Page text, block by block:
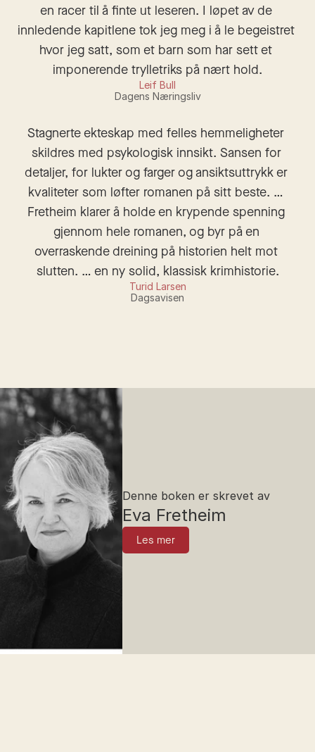
en racer til å finte ut leseren. I løpet av de
innledende kapitlene tok jeg meg i å le begeistret
hvor jeg satt, som et barn som har sett et
imponerende trylletriks på nært hold.
Leif Bull
Dagens Næringsliv
Stagnerte ekteskap med felles hemmeligheter
skildres med psykologisk innsikt. Sansen for
detaljer, for lukter og farger og ansiktsuttrykk er
kvaliteter som løfter romanen på sitt beste. …
Fretheim klarer å holde en krypende spenning
gjennom hele romanen, og byr på en
overraskende dreining på historien helt mot
slutten. … en ny solid, klassisk krimhistorie.
Turid Larsen
Dagsavisen
Denne boken er skrevet av
Eva Fretheim
Les mer